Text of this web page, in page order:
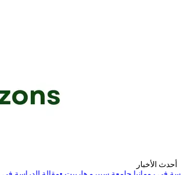
أحدث الأخبار